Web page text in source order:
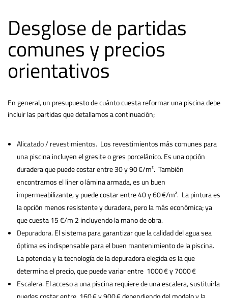
Desglose de partidas
comunes y precios
orientativos
En general, un presupuesto de cuánto cuesta reformar una piscina debe
incluir las partidas que detallamos a continuación;
Alicatado / revestimientos. Los revestimientos más comunes para
una piscina incluyen el gresite o gres porcelánico. Es una opción
duradera que puede costar entre 30 y 90 €/m². También
encontramos el liner o lámina armada, es un buen
impermeabilizante, y puede costar entre 40 y 60 €/m². La pintura es
la opción menos resistente y duradera, pero la más económica; ya
que cuesta 15 €/m 2 incluyendo la mano de obra.
Depuradora. El sistema para garantizar que la calidad del agua sea
óptima es indispensable para el buen mantenimiento de la piscina.
La potencia y la tecnología de la depuradora elegida es la que
determina el precio, que puede variar entre 1000 € y 7000 €
Escalera. El acceso a una piscina requiere de una escalera, sustituirla